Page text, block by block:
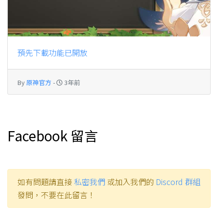
預先下載功能已開放
By原神官方 - 3年前
Facebook 留言
如有問題請直接私密我們 或加入我們的 Discord 群組
發問，不要在此留言！